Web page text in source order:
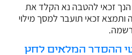
זכאי להטבה נא הקלד את
זכאי תועבר למסך מילוי
ההסדר המלאים לחץ